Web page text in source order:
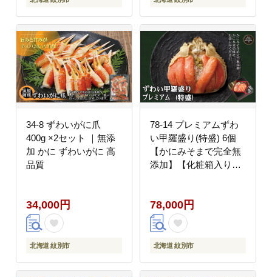
34-8 ずわいがに爪
400g ×2セット ｜無添
加 かに ずわいがに 高
品質
34,000円
北海道 紋別市
78-14 プレミアムずわ
い甲羅盛り(特盛) 6個
【かにみそまで完全無
添加】【化粧箱入り】
78,000円
北海道 紋別市